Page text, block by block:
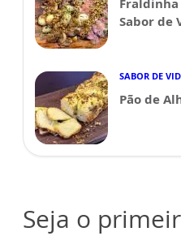
Sabor de
SABOR DE
Pão de
Seja o